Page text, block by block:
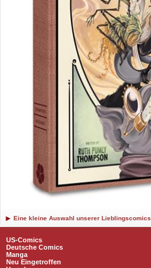
Eine kleine Auswahl unserer Lieblingscomics
US-Comics
Deutsche Comics
Manga
Neu Eingetroffen